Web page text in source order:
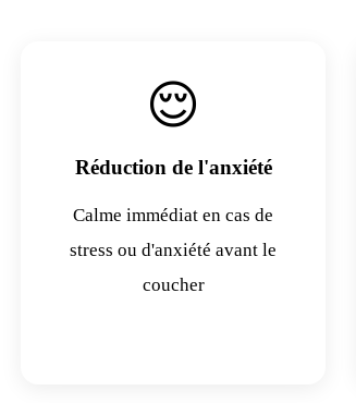
😌
Réduction de l'anxiété
Calme immédiat en cas de
stress ou d'anxiété avant le
coucher